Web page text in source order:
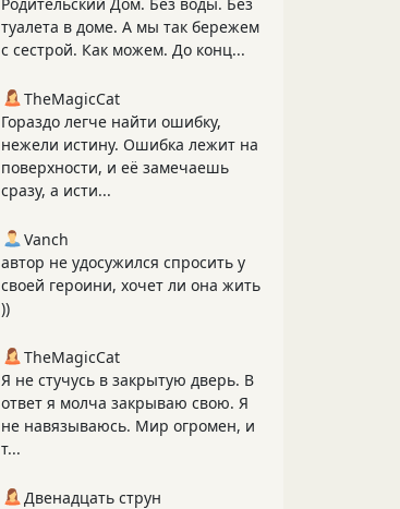
туалета в доме. А мы так бережем
с сестрой. Как можем. До конц...
TheMagicCat
Гораздо легче найти ошибку,
нежели истину. Ошибка лежит на
поверхности, и её замечаешь
сразу, а исти...
Vanch
автор не удосужился спросить у
своей героини, хочет ли она жить
))
TheMagicCat
Я не стучусь в закрытую дверь. В
ответ я молча закрываю свою. Я
не навязываюсь. Мир огромен, и
т...
Двенадцать струн